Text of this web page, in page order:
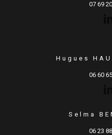
07 69
Hugues
06 60
Selma
06 23